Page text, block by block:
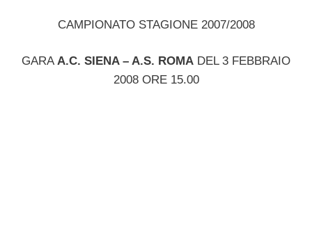
CAMPIONATO STAGIONE 2007/2008
GARAA.C. SIENA – A.S. ROMA DEL 3 FEBBRAIO
2008 ORE 15.00